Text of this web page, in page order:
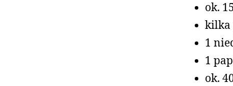
ok.
kilka
1
1
ok.